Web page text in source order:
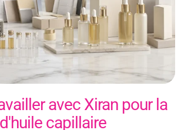
avec Xiran pour la
capillaire